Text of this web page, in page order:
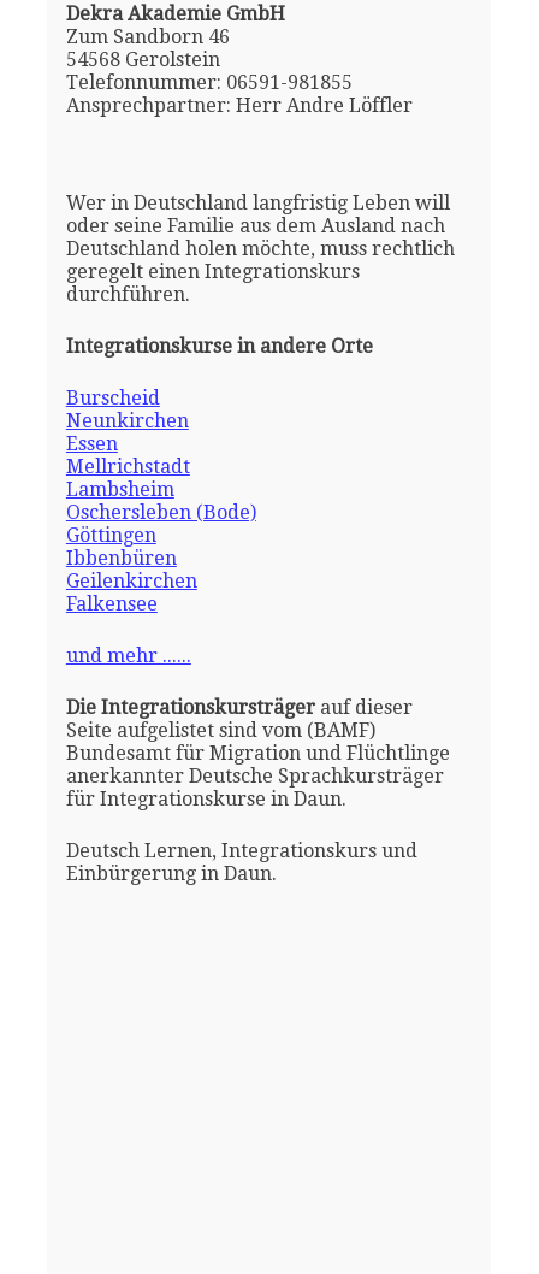
Dekra Akademie GmbH
Zum Sandborn 46
54568 Gerolstein
Telefonnummer: 06591-981855
Ansprechpartner: Herr Andre Löffler
Wer in Deutschland langfristig Leben will
oder seine Familie aus dem Ausland nach
Deutschland holen möchte, muss rechtlich
geregelt einen Integrationskurs
durchführen.
Integrationskurse in andere Orte
Burscheid
Neunkirchen
Essen
Mellrichstadt
Lambsheim
Oschersleben (Bode)
Göttingen
Ibbenbüren
Geilenkirchen
Falkensee
und mehr ......
Die Integrationskursträgerauf dieser
Seite aufgelistet sind vom (BAMF)
Bundesamt für Migration und Flüchtlinge
anerkannter Deutsche Sprachkursträger
für Integrationskurse in Daun.
Deutsch Lernen, Integrationskurs und
Einbürgerung in Daun.